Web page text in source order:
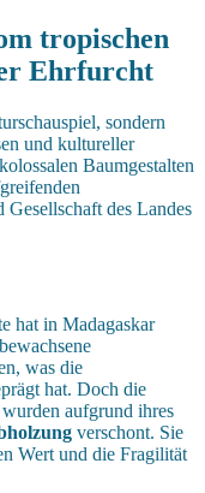
tropischen
Ehrfurcht
sondern
und kultureller
Baumgestalten
Gesellschaft des Landes
hat in Madagaskar
was die
hat. Doch die
wurden aufgrund ihres
verschont. Sie
Wert und die Fragilität